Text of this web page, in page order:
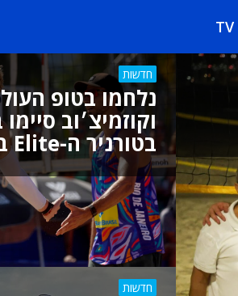
חדשות
נלחמו בטופ
בטורניר ה-Elite בריו
חדשות